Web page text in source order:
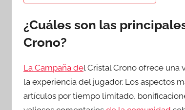
¿Cuáles son las
Crono?
La Campaña del Cristal Crono ofrece una
la experiencia del jugador. Los aspectos
artículos por tiempo limitado,